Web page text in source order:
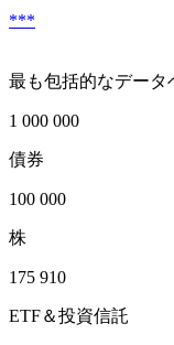
***
最も包括的なデータ
1 000 000
債券
100 000
株
175 910
ETF＆投資信託